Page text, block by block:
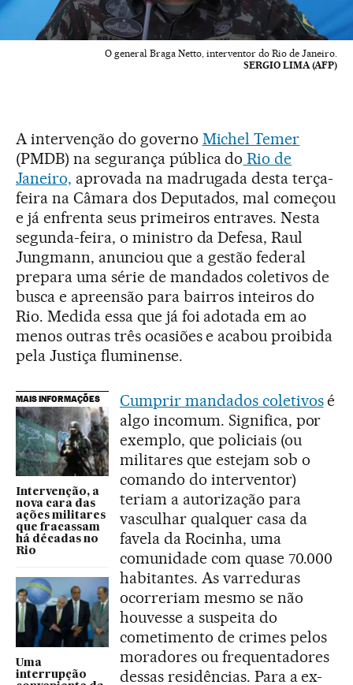
O general Braga Netto, interventor do Rio de Janeiro.
SERGIO LIMA (AFP)
A intervenção do governo Michel Temer
(PMDB) na segurança pública do Rio de
Janeiro, aprovada na madrugada desta terça-
feira na Câmara dos Deputados, mal começou
e já enfrenta seus primeiros entraves. Nesta
segunda-feira, o ministro da Defesa, Raul
Jungmann, anunciou que a gestão federal
prepara uma série de mandados coletivos de
busca e apreensão para bairros inteiros do
Rio. Medida essa que já foi adotada em ao
menos outras três ocasiões e acabou proibida
pela Justiça fluminense.
MAIS INFORMAÇÕES
Intervenção, a
nova cara das
ações militares
que fracassam
há décadas no
Rio
Uma
interrupção
Cumprir mandados coletivosé
algo incomum. Significa, por
exemplo, que policiais (ou
militares que estejam sob o
comando do interventor)
teriam a autorização para
vasculhar qualquer casa da
favela da Rocinha, uma
comunidade com quase 70.000
habitantes. As varreduras
ocorreriam mesmo se não
houvesse a suspeita do
cometimento de crimes pelos
moradores ou frequentadores
dessas residências. Para a ex-